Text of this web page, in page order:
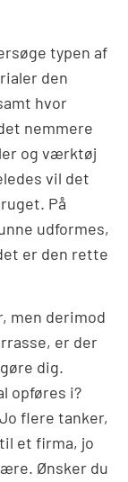
typen af
den
hvor
nemmere
og værktøj
vil det
På
udformes,
er den rette
men derimod
er der
dig.
opføres i?
flere tanker,
et firma, jo
Ønsker du